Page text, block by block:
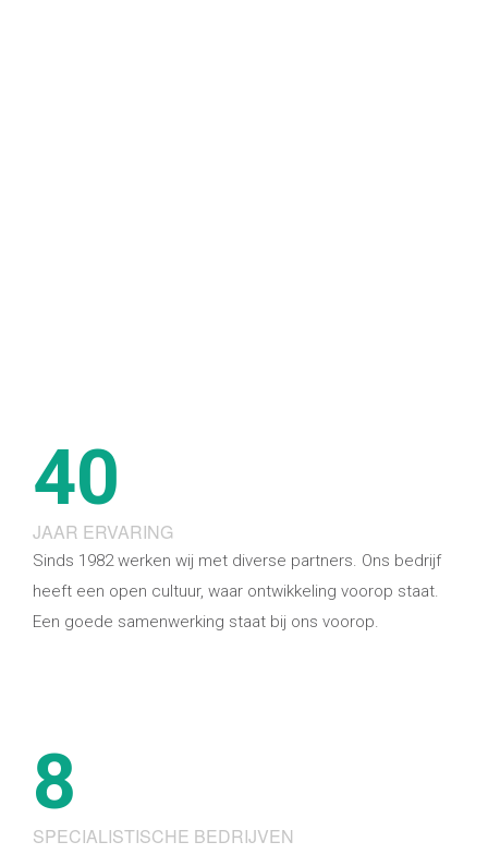
40
JAAR ERVARING
Sinds 1982 werken wij met diverse partners. Ons bedrijf
heeft een open cultuur, waar ontwikkeling voorop staat.
Een goede samenwerking staat bij ons voorop.
8
SPECIALISTISCHE BEDRIJVEN